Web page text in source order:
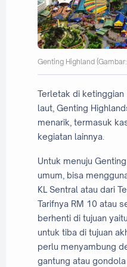
Genting Highland
Terletak di
laut, Genting
menarik, termasuk
kegiatan lainnya.
Untuk menuju
umum, bisa
KL Sentral atau dari
Tarifnya RM 10 atau
berhenti di tujuan
untuk tiba di tujuan
perlu menyambung
gantung atau